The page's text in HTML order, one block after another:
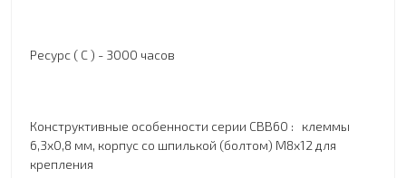
Ресурс ( С ) - 3000 часов
Конструктивные особенности серии СBB60 : клеммы
6,3х0,8 мм, корпус со шпилькой (болтом) М8х12 для
крепления